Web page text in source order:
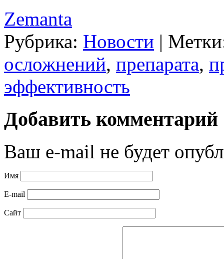
Zemanta
Рубрика: Новости |
осложнений, препарата,
эффективность
Добавить комментарий
Ваш e-mail не будет
Имя
E-mail
Сайт